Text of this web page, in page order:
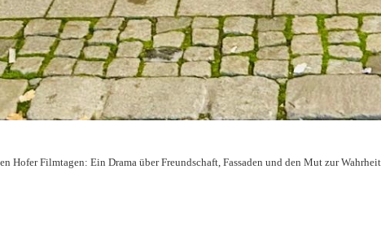
Hofer Filmtagen: Ein Drama über Freundschaft, Fassaden und den Mut zur